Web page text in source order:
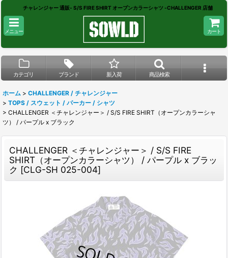
チャレンジャー 通販- S/S FIRE SHIRT オープンカラーシャツ -CHALLENGER 店舗
メニュー カート
カテゴリ ブランド 新入荷 商品検索
ホーム > CHALLENGER / チャレンジャー
> TOPS / スウェット / パーカー / シャツ
> CHALLENGER ＜チャレンジャー＞ / S/S FIRE SHIRT（オープンカラーシャ
ツ） / パープル x ブラック
CHALLENGER ＜チャレンジャー＞ / S/S FIRE
SHIRT（オープンカラーシャツ） / パープル x ブラッ
ク [CLG-SH 025-004]